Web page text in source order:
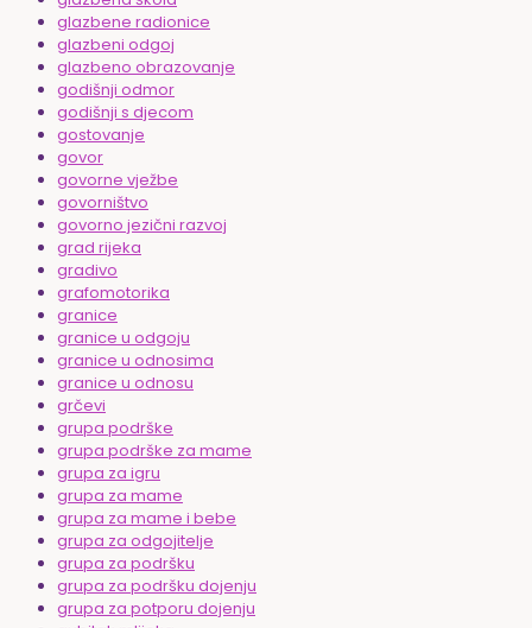
glazbene radionice
glazbeni odgoj
glazbeno obrazovanje
godišnji odmor
godišnji s djecom
gostovanje
govor
govorne vježbe
govorništvo
govorno jezični razvoj
grad rijeka
gradivo
grafomotorika
granice
granice u odgoju
granice u odnosima
granice u odnosu
grčevi
grupa podrške
grupa podrške za mame
grupa za igru
grupa za mame
grupa za mame i bebe
grupa za odgojitelje
grupa za podršku
grupa za podršku dojenju
grupa za potporu dojenju